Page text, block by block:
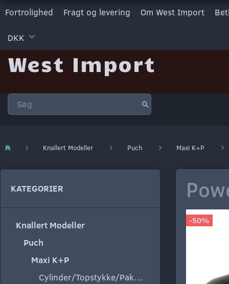
Fortrolighed Fragt og levering Om West Import
DKK
West Import
Knallert Modeller Puch Maxi K+P
KATEGORIER
Knallert Modeller
Puch
Maxi K+P
Cylinder/Topstykke/Pakning
-50%